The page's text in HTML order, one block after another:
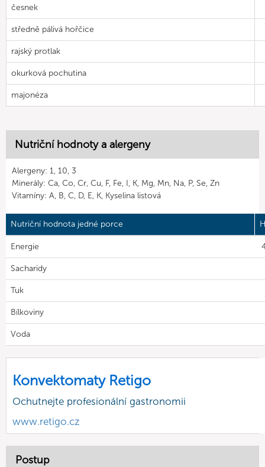
česnek
středně pálivá hořčice
rajský protlak
okurková pochutina
majonéza
Nutriční hodnoty a alergeny
Alergeny: 1, 10, 3
Minerály: Ca, Co, Cr, Cu, F, Fe, I, K, Mg, Mn, Na, P, Se, Zn
Vitamíny: A, B, C, D, E, K, Kyselina listová
Nutriční hodnota jedné porce
Energie
Sacharidy
Tuk
Bílkoviny
Voda
Konvektomaty Retigo
Ochutnejte profesionální gastronomii
www.retigo.cz
Postup